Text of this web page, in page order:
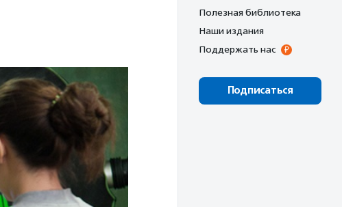
Полезная библиотека
Наши издания
Поддержать нас
Подписаться